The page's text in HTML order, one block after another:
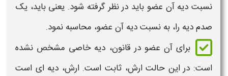
نسبت دیه آن عضو باید در نظر گرفته شود. یعنی باید، یک
صدمدیه را، به نسبتدیه آن عضو، محاسبه نمود.
برای آن عضو در قانون، دیه خاصی مشخص نشده
است: در این حالت ارش، ثابت است. ارش، دیه ای است